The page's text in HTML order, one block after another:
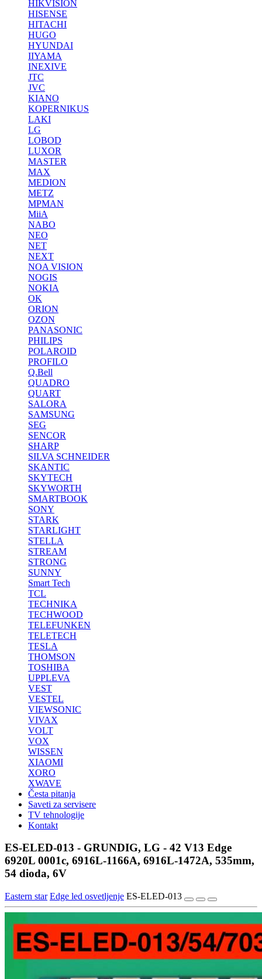
HIKVISION
HISENSE
HITACHI
HUGO
HYUNDAI
IIYAMA
INEXIVE
JTC
JVC
KIANO
KOPERNIKUS
LAKI
LG
LOBOD
LUXOR
MASTER
MAX
MEDION
METZ
MPMAN
MiiA
NABO
NEO
NET
NEXT
NOA VISION
NOGIS
NOKIA
OK
ORION
OZON
PANASONIC
PHILIPS
POLAROID
PROFILO
Q.Bell
QUADRO
QUART
SALORA
SAMSUNG
SEG
SENCOR
SHARP
SILVA SCHNEIDER
SKANTIC
SKYTECH
SKYWORTH
SMARTBOOK
SONY
STARK
STARLIGHT
STELLA
STREAM
STRONG
SUNNY
Smart Tech
TCL
TECHNIKA
TECHWOOD
TELEFUNKEN
TELETECH
TESLA
THOMSON
TOSHIBA
UPPLEVA
VEST
VESTEL
VIEWSONIC
VIVAX
VOLT
VOX
WISSEN
XIAOMI
XORO
XWAVE
Česta pitanja
Saveti za servisere
TV tehnologije
Kontakt
ES-ELED-013 - GRUNDIG, LG - 42 V13 Edge
6920L 0001c, 6916L-1166A, 6916L-1472A, 535mm,
54 dioda, 6V
Eastern star Edge led osvetljenje ES-ELED-013